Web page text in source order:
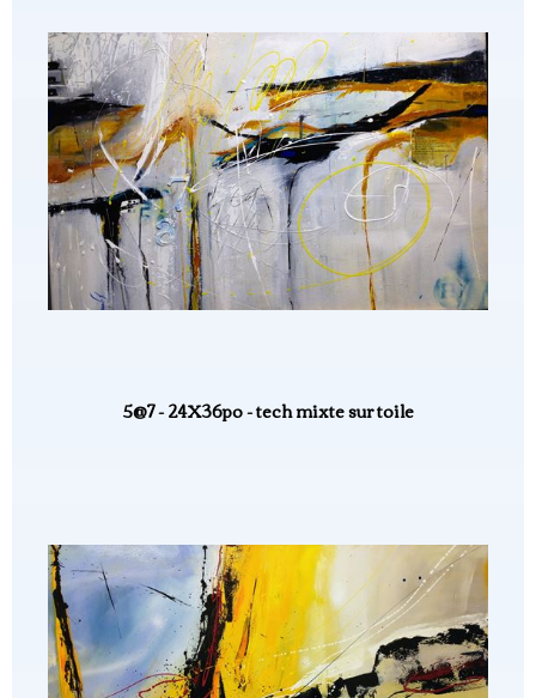
5@7 - 24X36po - tech mixte sur toile